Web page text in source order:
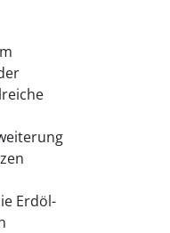
Erdöl-